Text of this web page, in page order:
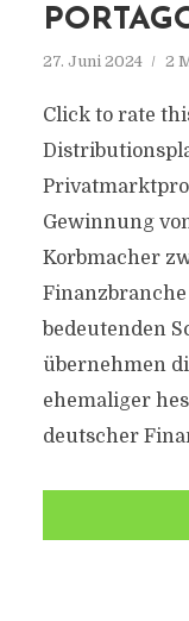
27. Juni 2024 2
Click to rate
Gewinnung
Korbmacher
bedeutenden
übernehmen
ehemaliger
deutscher